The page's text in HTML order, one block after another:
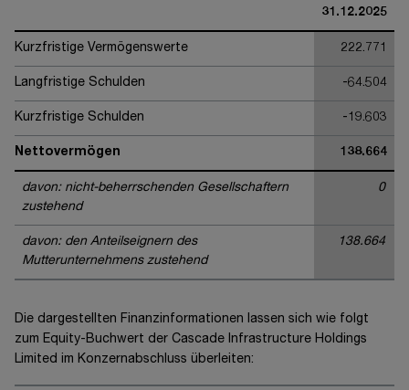
31.12.2025
Kurzfristige Vermögenswerte 222.771
Langfristige Schulden -64.504
Kurzfristige Schulden -19.603
Nettovermögen 138.664
davon: nicht-beherrschenden Gesellschaftern
zustehend
0
davon: den Anteilseignern des
Mutterunternehmens zustehend
138.664
Die dargestellten Finanzinformationen lassen sich wie folgt
zum Equity-Buchwert der Cascade Infrastructure Holdings
Limited im Konzernabschluss überleiten: